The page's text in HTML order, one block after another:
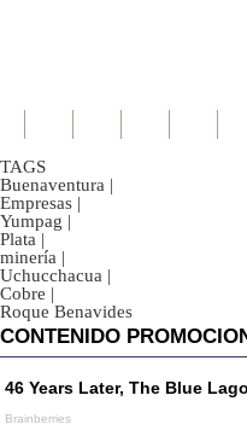
TAGS
Buenaventura |
Empresas |
Yumpag |
Plata |
minería |
Uchucchacua |
Cobre |
Roque Benavides